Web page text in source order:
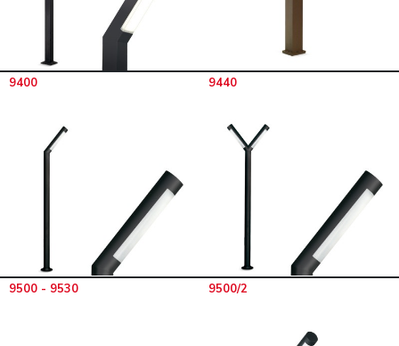
9400 9440
9500 - 9530 9500/2